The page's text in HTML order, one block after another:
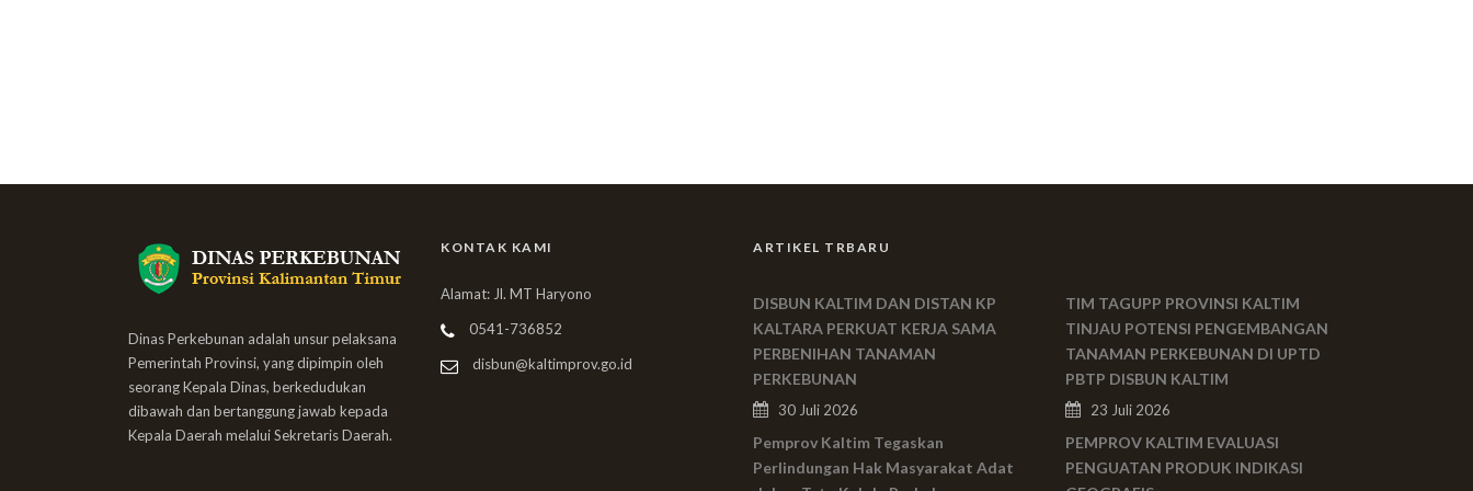
Dinas Perkebunan adalah unsur pelaksana
Pemerintah Provinsi, yang dipimpin oleh
seorang Kepala Dinas, berkedudukan
dibawah dan bertanggung jawab kepada
Kepala Daerah melalui Sekretaris Daerah.
KONTAK KAMI
Alamat: Jl. MT Haryono
0541-736852
disbun@kaltimprov.go.id
ARTIKEL TRBARU
DISBUN KALTIM DAN DISTAN KP
KALTARA PERKUAT KERJA SAMA
PERBENIHAN TANAMAN
PERKEBUNAN
30 Juli 2026
Pemprov Kaltim Tegaskan
Perlindungan Hak Masyarakat Adat
TIM TAGUPP PROVINSI KALTIM
TINJAU POTENSI PENGEMBANGAN
TANAMAN PERKEBUNAN DI UPTD
PBTP DISBUN KALTIM
23 Juli 2026
PEMPROV KALTIM EVALUASI
PENGUATAN PRODUK INDIKASI